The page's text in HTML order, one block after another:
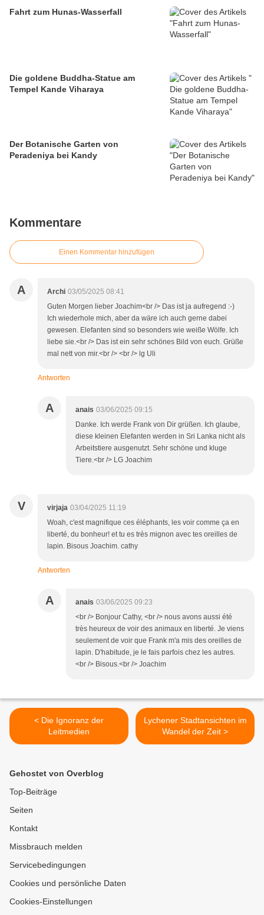
Fahrt zum Hunas-Wasserfall
Die goldene Buddha-Statue am
Tempel Kande Viharaya
Der Botanische Garten von
Peradeniya bei Kandy
Kommentare
Einen Kommentar hinzufügen
A Archi 03/05/2025 08:41
Guten Morgen lieber Joachim<br /> Das ist ja aufregend :-)
Ich wiederhole mich, aber da wäre ich auch gerne dabei
gewesen. Elefanten sind so besonders wie weiße Wölfe. Ich
liebe sie.<br /> Das ist ein sehr schönes Bild von euch. Grüße
mal nett von mir.<br /> <br /> lg Uli
Antworten
A anais 03/06/2025 09:15
Danke. Ich werde Frank von Dir grüßen. Ich glaube,
diese kleinen Elefanten werden in Sri Lanka nicht als
Arbeitstiere ausgenutzt. Sehr schöne und kluge
Tiere.<br /> LG Joachim
V virjaja 03/04/2025 11:19
Woah, c'est magnifique ces éléphants, les voir comme ça en
liberté, du bonheur! et tu es très mignon avec tes oreilles de
lapin. Bisous Joachim. cathy
Antworten
A anais 03/06/2025 09:23
<br /> Bonjour Cathy, <br /> nous avons aussi été
très heureux de voir des animaux en liberté. Je viens
seulement de voir que Frank m'a mis des oreilles de
lapin. D'habitude, je le fais parfois chez les autres.
<br /> Bisous.<br /> Joachim
< Die Ignoranz der
Leitmedien
Lychener Stadtansichten im
Wandel der Zeit >
Gehostet von Overblog
Top-Beiträge
Seiten
Kontakt
Missbrauch melden
Servicebedingungen
Cookies und persönliche Daten
Cookies-Einstellungen